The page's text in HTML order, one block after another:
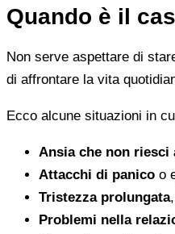
Quando è il
Non serve aspettare di
di affrontare la vita
Ecco alcune situazioni in
Ansia che non riesci
Attacchi di panico o
Tristezza prolungata
Problemi nella